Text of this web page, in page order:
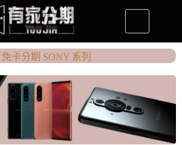
免卡分期 SONY 系列